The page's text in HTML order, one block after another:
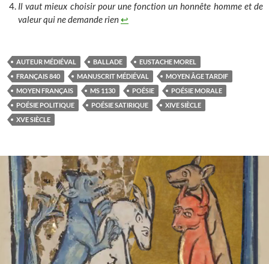
Il vaut mieux choisir pour une fonction un honnête homme et de
valeur qui ne demande rien↩︎
AUTEUR MÉDIÉVAL BALLADE
EUSTACHE MOREL
FRANÇAIS 840
MANUSCRIT MÉDIÉVAL
MOYEN ÂGE TARDIF
MOYEN FRANÇAIS
MS 1130 POÉSIE
POÉSIE MORALE
POÉSIE POLITIQUE
POÉSIE SATIRIQUE
XIVE SIÈCLE
XVE SIÈCLE